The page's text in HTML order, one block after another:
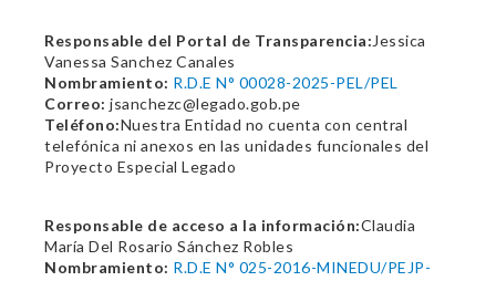
Responsable del Portal de Transparencia: Jessica
Vanessa Sanchez Canales
Nombramiento: R.D.E N° 00028-2025-PEL/PEL
Correo: jsanchezc@legado.gob.pe
Teléfono:Nuestra Entidad no cuenta con central
telefónica ni anexos en las unidades funcionales del
Proyecto Especial Legado
Responsable de acceso a la información:Claudia
María Del Rosario Sánchez Robles
Nombramiento: R.D.E N° 025-2016-MINEDU/PEJP-